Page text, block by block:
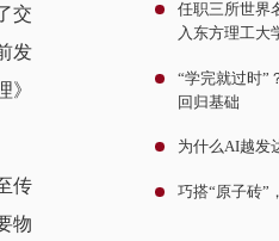
交
发
》
传
物
任职三所世界
入东方理工大
“学完就过时”
回归基础
为什么AI越发
巧搭“原子砖”